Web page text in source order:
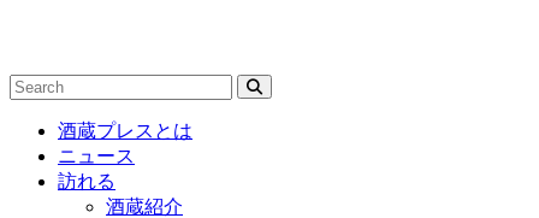
酒蔵プレスとは
ニュース
訪れる
酒蔵紹介